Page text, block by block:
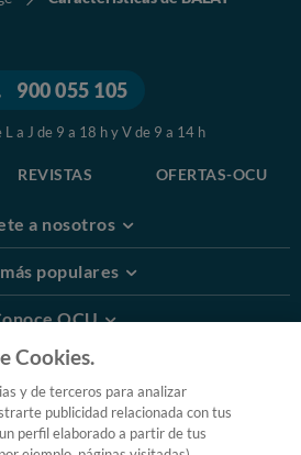
900 055 105
L a J de 9 a 18 h y V de 9 a 14 h
REVISTAS OFERTAS-OCU
a nosotros
populares
OCU
Información
© 2026 OCU
de contratación de OCU
Cookies.
y de terceros para analizar
publicidad relacionada con tus
perfil elaborado a partir de tus